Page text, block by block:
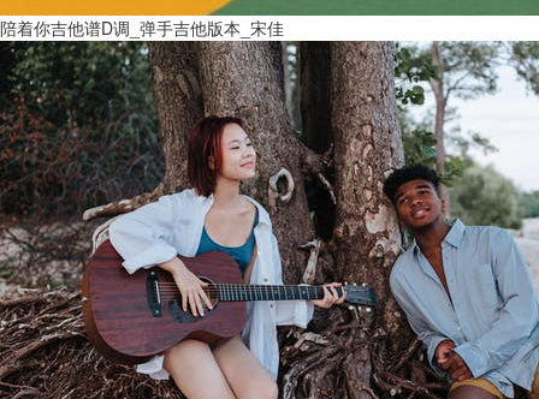
陪着你吉他谱D调_弹手吉他版本_宋佳